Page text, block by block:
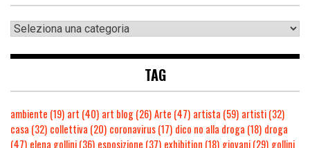
TAG
ambiente (19) art (40) art blog(26)Arte (47) artista (59) artisti(32)
casa (32) collettiva (20) coronavirus(17) dico no alla droga (18) droga
(47) elena gollini(36) esposizione (37) exhibition (18) giovani(29) gollini